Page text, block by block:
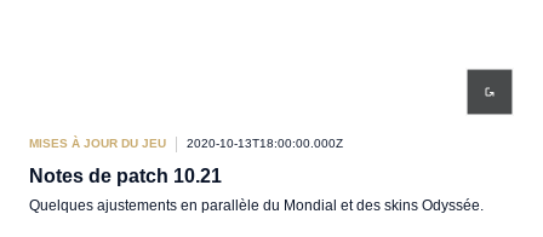
MISES À JOUR DU JEU 2020-10-13T18:00:00.000Z
Notes de patch 10.21
Quelques ajustements en parallèle du Mondial et des skins Odyssée.